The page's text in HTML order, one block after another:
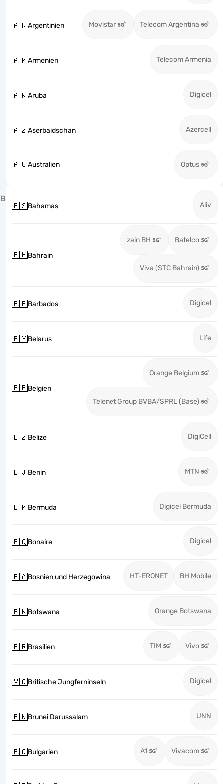
🇦🇷Argentinien Movistar Telecom Argentina
🇦🇲Armenien Telecom Armenia
🇦🇼Aruba Digicel
🇦🇿Aserbaidschan Azercell
🇦🇺Australien Optus
B
🇧🇸Bahamas Aliv
🇧🇭Bahrain
zain BH Batelco
Viva (STC Bahrain)
🇧🇧Barbados Digicel
🇧🇾Belarus Life
🇧🇪Belgien
Orange Belgium
Telenet Group BVBA/SPRL (Base)
🇧🇿Belize DigiCell
🇧🇯Benin MTN
🇧🇲Bermuda Digicel Bermuda
🇧🇶Bonaire Digicel
🇧🇦Bosnien und Herzegowina HT-ERONET BH Mobile
🇧🇼Botswana Orange Botswana
🇧🇷Brasilien TIM Vivo
🇻🇬Britische Jungferninseln Digicel
🇧🇳Brunei Darussalam UNN
🇧🇬Bulgarien A1 Vivacom